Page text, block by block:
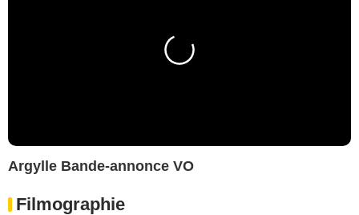
Argylle Bande-annonce VO
Filmographie